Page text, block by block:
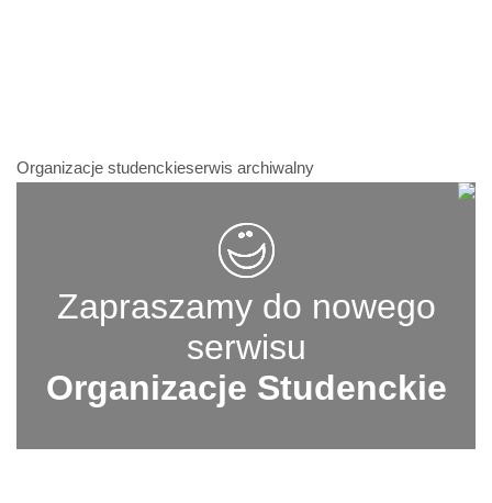
Organizacje studenckieserwis archiwalny
Zapraszamy do nowego
serwisu
Organizacje Studenckie